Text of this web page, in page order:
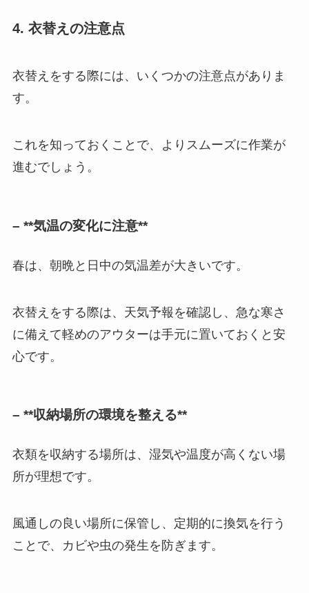
4. 衣替えの注意点
衣替えをする際には、いくつかの注意点がありま
す。
これを知っておくことで、よりスムーズに作業が
進むでしょう。
– **気温の変化に注意**
春は、朝晩と日中の気温差が大きいです。
衣替えをする際は、天気予報を確認し、急な寒さ
に備えて軽めのアウターは手元に置いておくと安
心です。
– **収納場所の環境を整える**
衣類を収納する場所は、湿気や温度が高くない場
所が理想です。
風通しの良い場所に保管し、定期的に換気を行う
ことで、カビや虫の発生を防ぎます。